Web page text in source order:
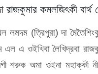
রাজকুমার কমলজিৎকী
লমদম (ত্রিপুরা) দা
এল এ ওইখিবা লৈখিদ্রবা
শরুক অমা ওইনা মহাক্কী